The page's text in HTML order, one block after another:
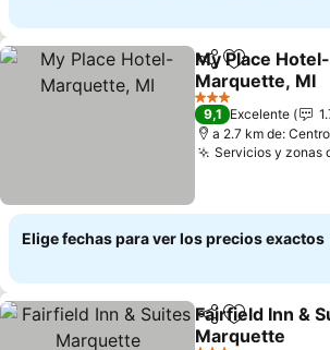
CompartirAgregar a
My Place Hotel-
Marquette, MI
3 Estrellas
9,1 Excelente
a 2.7 km de:
Servicios y zonas
Elige fechas para ver los precios exactos
CompartirAgregar a
Fairfield Inn &
Marquette